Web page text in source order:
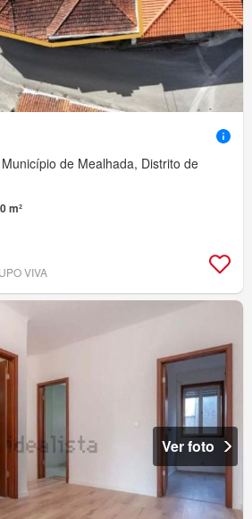
de Mealhada, Distrito de
m²
VIVA
Ver foto